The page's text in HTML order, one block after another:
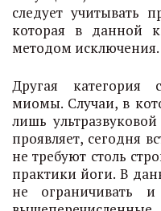
следует учитывать
которая в данной
методом исключения.
Другая категория
миомы. Случаи, в
лишь
проявляет, сегодня
не требуют столь
практики йоги. В
не ограничивать